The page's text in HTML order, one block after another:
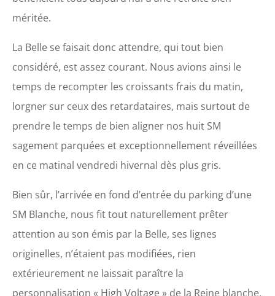
méritée.
La Belle se faisait donc attendre, qui tout bien
considéré, est assez courant. Nous avions ainsi le
temps de recompter les croissants frais du matin,
lorgner sur ceux des retardataires, mais surtout de
prendre le temps de bien aligner nos huit SM
sagement parquées et exceptionnellement réveillées
en ce matinal vendredi hivernal dès plus gris.
Bien sûr, l’arrivée en fond d’entrée du parking d’une
SM Blanche, nous fit tout naturellement prêter
attention au son émis par la Belle, ses lignes
originelles, n’étaient pas modifiées, rien
extérieurement ne laissait paraître la
personnalisation « High Voltage » de la Reine blanche.